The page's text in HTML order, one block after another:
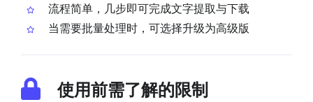
流程简单，几步即可完成文字提取与下载
当需要批量处理时，可选择升级为高级版
使用前需了解的限制